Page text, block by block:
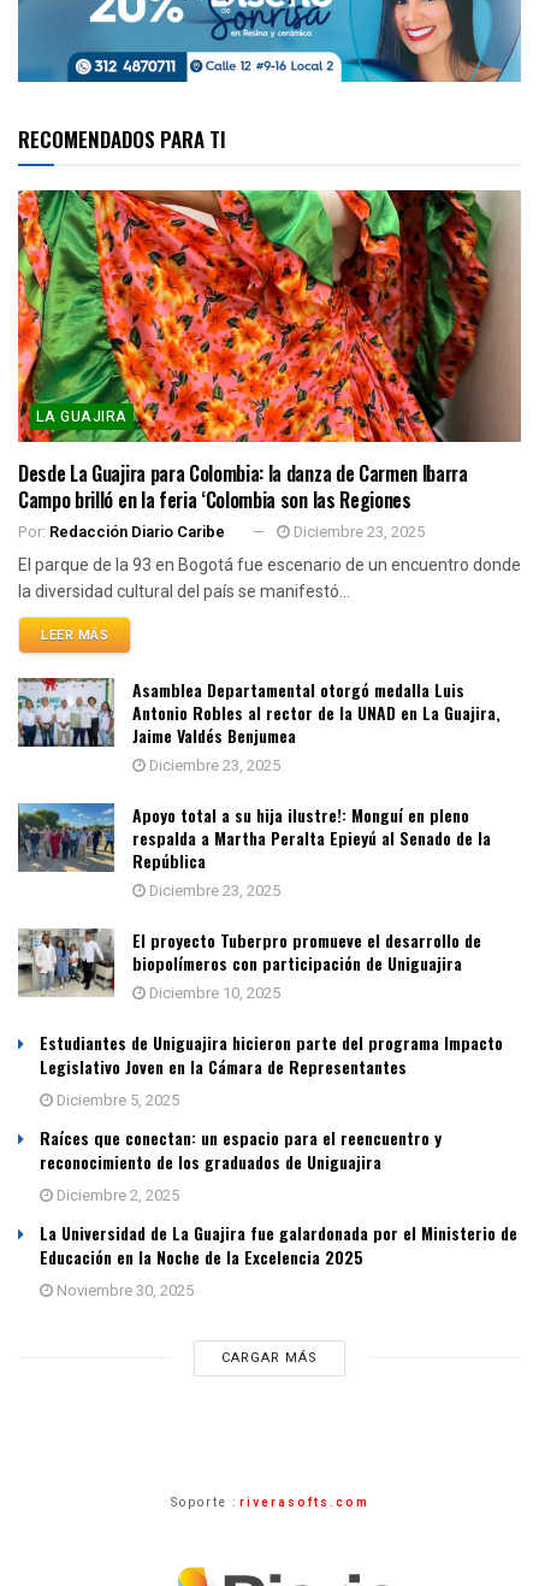
RECOMENDADOS PARA TI
LA GUAJIRA
Desde La Guajira para Colombia: la danza de Carmen Ibarra
Campo brilló en la feria ‘Colombia son las Regiones
Por: Redacción Diario Caribe Diciembre 23, 2025
El parque de la 93 en Bogotá fue escenario de un encuentro donde
la diversidad cultural del país se manifestó...
LEER MÁS
Asamblea Departamental otorgó medalla Luis
Antonio Robles al rector de la UNAD en La Guajira,
Jaime Valdés Benjumea
Diciembre 23, 2025
Apoyo total a su hija ilustre!: Monguí en pleno
respalda a Martha Peralta Epieyú al Senado de la
República
Diciembre 23, 2025
El proyecto Tuberpro promueve el desarrollo de
biopolímeros con participación de Uniguajira
Diciembre 10, 2025
Estudiantes de Uniguajira hicieron parte del programa Impacto
Legislativo Joven en la Cámara de Representantes
Diciembre 5, 2025
Raíces que conectan: un espacio para el reencuentro y
reconocimiento de los graduados de Uniguajira
Diciembre 2, 2025
La Universidad de La Guajira fue galardonada por el Ministerio de
Educación en la Noche de la Excelencia 2025
Noviembre 30, 2025
CARGAR MÁS
Soporte : riverasofts.com